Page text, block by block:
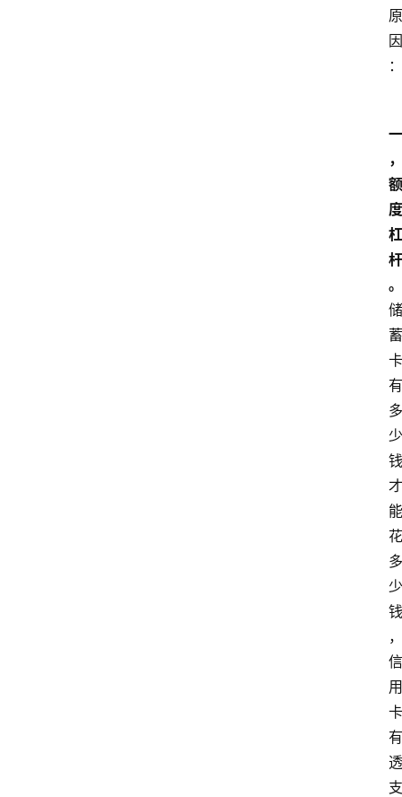
原
因
：
一
，
额
度
杠
杆
。
储
蓄
卡
有
多
少
钱
才
能
花
多
少
钱
，
信
用
卡
有
透
支